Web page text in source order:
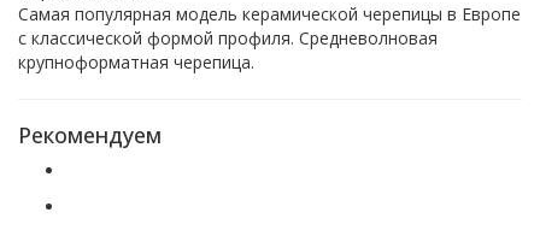
Самая популярная модель керамической черепицы в Европе
с классической формой профиля. Средневолновая
крупноформатная черепица.
Рекомендуем